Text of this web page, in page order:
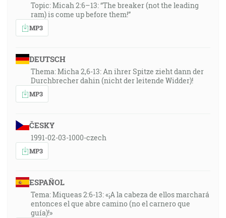
Topic: Micah 2:6–13: “The breaker (not the leading
ram) is come up before them!”
MP3
DEUTSCH
Thema: Micha 2,6-13: An ihrer Spitze zieht dann der
Durchbrecher dahin (nicht der leitende Widder)!
MP3
ČESKY
1991-02-03-1000-czech
MP3
ESPAÑOL
Tema: Miqueas 2:6-13: «¡A la cabeza de ellos marchará
entonces el que abre camino (no el carnero que
guía)!»